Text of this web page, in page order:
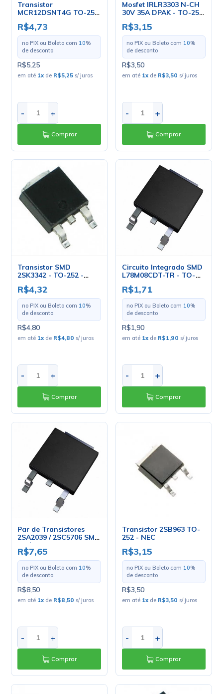
Transistor
MCR12DSNT4G TO-252
- ON
R$4,73
no PIX ou Boleto com 10%
de desconto
R$5,25
em até 1x de R$5,25 s/ juros
- +
Comprar
Mosfet IRLR3303 N-CH
30V 35A DPAK - TO-252
- IR
R$3,15
no PIX ou Boleto com 10%
de desconto
R$3,50
em até 1x de R$3,50 s/ juros
- +
Comprar
Transistor SMD
2SK3342 - TO-252 -
Toshiba
R$4,32
no PIX ou Boleto com 10%
de desconto
R$4,80
em até 1x de R$4,80 s/ juros
- +
Comprar
Circuito Integrado SMD
L78M08CDT-TR - TO-
252 - ST
R$1,71
no PIX ou Boleto com 10%
de desconto
R$1,90
em até 1x de R$1,90 s/ juros
- +
Comprar
Par de Transistores
2SA2039 / 2SC5706 SMD
- Cód. Loja 5246 -
SANYO
R$7,65
no PIX ou Boleto com 10%
de desconto
R$8,50
em até 1x de R$8,50 s/ juros
- +
Comprar
Transistor 2SB963 TO-
252 - NEC
R$3,15
no PIX ou Boleto com 10%
de desconto
R$3,50
em até 1x de R$3,50 s/ juros
- +
Comprar